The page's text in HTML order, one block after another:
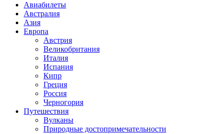
Авиабилеты
Австралия
Азия
Европа
Австрия
Великобритания
Италия
Испания
Кипр
Греция
Россия
Черногория
Путешествия
Вулканы
Природные достопримечательности